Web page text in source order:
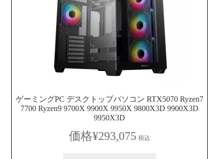
ゲーミングPC デスクトップパソコン RTX5070 Ryzen7
7700 Ryzen9 9700X 9900X 9950X 9800X3D 9900X3D
9950X3D
¥293,075 税込